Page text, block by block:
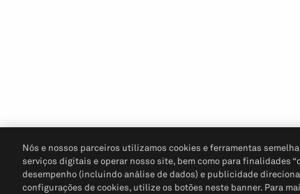
Nós e nossos parceiros utilizamos cookies e ferramentas
serviços digitais e operar nosso site, bem como para finalidades
desempenho (incluindo análise de dados) e publicidade
configurações de cookies, utilize os botões neste banner. Para